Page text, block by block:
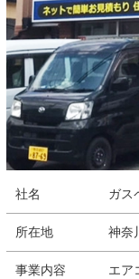
社名 ガス
所在地 神奈
事業内容 エア